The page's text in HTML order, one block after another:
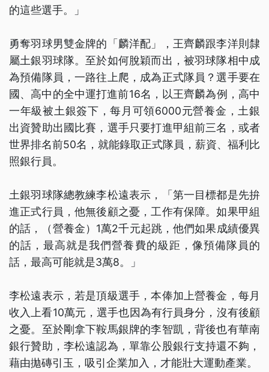
的這些選手。」
勇奪羽球男雙金牌的「麟洋配」，王齊麟跟李洋則隸
屬土銀羽球隊。至於如何脫穎而出，被羽球隊相中成
為預備隊員，一路往上爬，成為正式隊員？選手要在
國、高中的全中運打進前16名，以王齊麟為例，高中
一年級被土銀簽下，每月可領6000元營養金，土銀
出資贊助出國比賽，選手只要打進甲組前三名，或者
世界排名前50名，就能錄取正式隊員，薪資、福利比
照銀行員。
土銀羽球隊總教練李松遠表示，「第一目標都是先拚
進正式行員，他無後顧之憂，工作有保障。如果甲組
的話，（營養金）1萬2千元起跳，他們如果成績優異
的話，最高就是我們營養費的級距，像預備隊員的
話，最高可能就是3萬8。」
李松遠表示，若是頂級選手，本俸加上營養金，每月
收入上看10萬元，選手也因為有行員身分，沒有後顧
之憂。至於剛拿下鞍馬銀牌的李智凱，背後也有華南
銀行贊助，李松遠認為，單靠公股銀行支持還不夠，
藉由拋磚引玉，吸引企業加入，才能壯大運動產業。